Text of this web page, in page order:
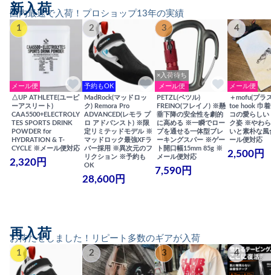
国内最速で入荷！プロショップ13年の実績
新入荷
1
メール便
△UP ATHLETE(ユーピ
ーアスリート)
CAA5500+ELECTROLY
TES SPORTS DRINK
POWDER for
HYDRATION & T-
CYCLE ※メール便対応
2,320円
2
予約もOK
MadRock(マッドロッ
ク) Remora Pro
ADVANCED(レモラ プ
ロ アドバンスト) ※限
定リミテッドモデル ※
マッドロック最強XFラ
バー採用 ※異次元のフ
リクション ※予約も
OK
28,600円
3
×入荷待ち
メール便
PETZL(ペツル)
FREINO(フレイノ) ※懸
垂下降の安全性を劇的
に高める ※一瞬でロー
プを通せる一体型ブレ
ーキングスパー ※ゲー
ト開口幅15mm 85g ※
メール便対応
7,590円
4
メール便
＋mofu(プラ
toe hook 巾
コの愛らしい
ク姿 ※やわ
いと素朴な
ール便対応
2,500円
お待たせしました！リピート多数のギアが入荷
再入荷
1 2 3 4